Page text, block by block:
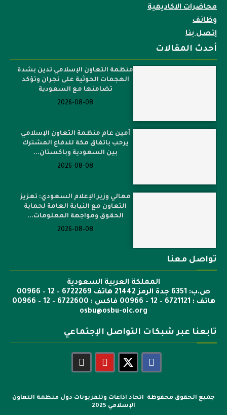
محاضرات الاكاديمية
وظائف
إتصل بنا
أحدث المقالات
منظمة التعاون الإسلامي تدين بشدة
الهجمات الحوثية على نجران وتؤكد
تضامنها مع السعودية
2026-08-08
أمين عام منظمة التعاون الإسلامي
يرحب باتفاق مكة للدفاع المشترك
بين السعودية وباكستان...
2026-08-08
معالي وزير الإعلام السعودي: تعزيز
التعاون مع النيابة العامة لحماية
الحقوق ومواجهة المعلومات...
2026-08-08
تواصل معنا
المملكة العربية السعودية
ص.ب: 6351 جدة الرمز 21442 هاتف 6722269 – 12 – 00966
هاتف : 6721121 – 12 – 00966 فاكس : 6722600 – 12 – 00966
osbu@osbu-oic.org
تابعنا عبر شبكات التواصل الإجتماعي
جميع الحقوق محفوظة اتحاد اذاعات وتلفزيونات دول منظمة التعاون
الإسلامي 2025